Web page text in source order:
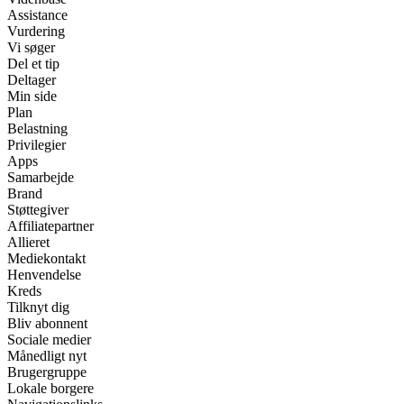
Assistance
Vurdering
Vi søger
Del et tip
Deltager
Min side
Plan
Belastning
Privilegier
Apps
Samarbejde
Brand
Støttegiver
Affiliatepartner
Allieret
Mediekontakt
Henvendelse
Kreds
Tilknyt dig
Bliv abonnent
Sociale medier
Månedligt nyt
Brugergruppe
Lokale borgere